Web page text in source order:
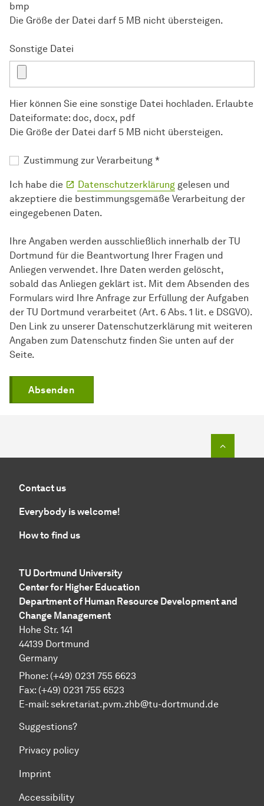
bmp
Die Größe der Datei darf 5 MB nicht übersteigen.
Sonstige Datei
Hier können Sie eine sonstige Datei hochladen. Erlaubte
Dateiformate: doc, docx, pdf
Die Größe der Datei darf 5 MB nicht übersteigen.
Zustimmung zur Verarbeitung *
Ich habe die Datenschutzerklärung gelesen und
akzeptiere die bestimmungsgemäße Verarbeitung der
eingegebenen Daten.
Ihre Angaben werden ausschließlich innerhalb der TU
Dortmund für die Beantwortung Ihrer Fragen und
Anliegen verwendet. Ihre Daten werden gelöscht,
sobald das Anliegen geklärt ist. Mit dem Absenden des
Formulars wird Ihre Anfrage zur Erfüllung der Aufgaben
der TU Dortmund verarbeitet (Art. 6 Abs. 1 lit. e DSGVO).
Den Link zu unserer Datenschutzerklärung mit weiteren
Angaben zum Datenschutz finden Sie unten auf der
Seite.
Absenden
Contact us
Everybody is welcome!
How to find us
TU Dortmund University
Center for Higher Education
Department of Human Resource Development and
Change Management
Hohe Str. 141
44139 Dortmund
Germany
Phone: (+49) 0231 755 6623
Fax: (+49) 0231 755 6523
E-mail: sekretariat.pvm.zhb@tu-dortmund.de
Suggestions?
Privacy policy
Imprint
Accessibility